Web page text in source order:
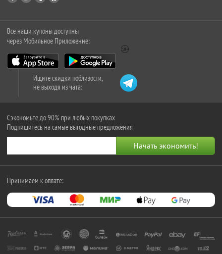
Все наши купоны доступны
через Мобильное Приложение:
Ищите скидки поблизости,
не выходя из чата:
Сэкономьте до 90% при любых покупках
Подпишитесь на самые выгодные предложения
Принимаем к оплате: